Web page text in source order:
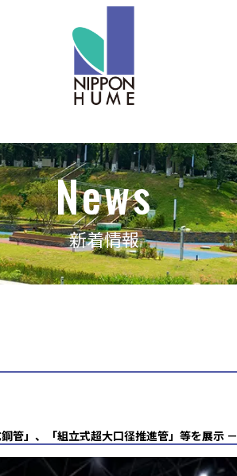
News
新着情報
管」、「組立式超大口径推進管」等を展示 －